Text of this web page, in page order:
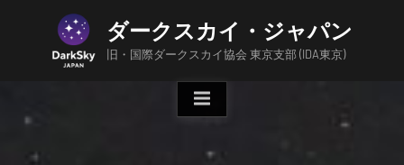
ダークスカイ・ジャパン
旧・国際ダークスカイ協会 東京支部 (IDA東京)